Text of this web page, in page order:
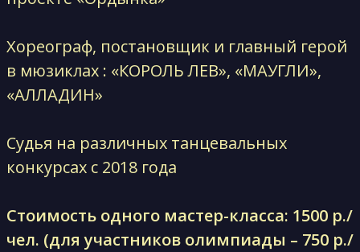
Хореограф, постановщик и главный герой
в мюзиклах : «КОРОЛЬ ЛЕВ», «МАУГЛИ»,
«АЛЛАДИН»
Судья на различных танцевальных
конкурсах с 2018 года
Стоимость одного мастер-класса: 1500 р./
чел. (для участников олимпиады – 750 р./